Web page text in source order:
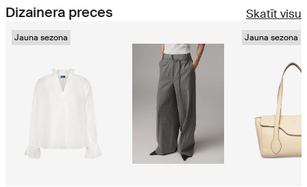
Dizainera preces Skatīt visu
Jauna sezona Jauna sezona